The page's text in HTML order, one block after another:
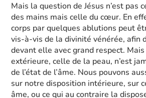
Mais la question de Jésus n’est pas
des mains mais celle du cœur. En
corps par quelques ablutions peut
vis-à-vis de la divinité vénérée, afin
devant elle avec grand respect.
extérieure, celle de la peau, n’est
de l’état de l’âme. Nous pouvons
sur notre disposition intérieure, sur
âme, ou ce qui au contraire la